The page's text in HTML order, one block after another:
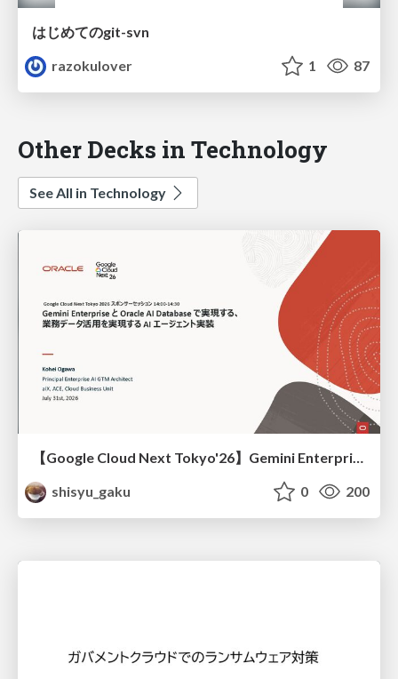
はじめてのgit-svn
razokulover
1 87
Other Decks in Technology
See All in Technology
【Google Cloud Next Tokyo'26】Gemini Enterprise と Oracle AI Database で実現する、 業務データ活用を実現する AI エージェント実装
shisyu_gaku
0 200